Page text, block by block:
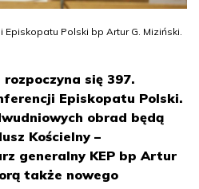
Polski bp Artur G. Miziński.
się 397.
Episkopatu Polski.
obrad będą
Kościelny –
generalny KEP bp Artur
także nowego